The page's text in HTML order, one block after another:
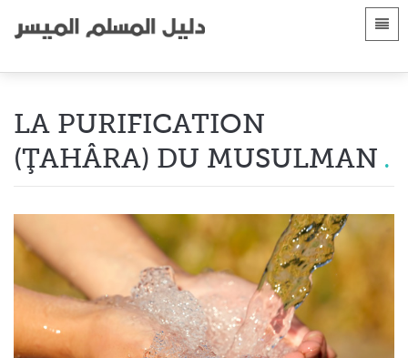
الأقسام العربية
Bosanski
English
Français
LA PURIFICATION
(ŢAHÂRA) DU MUSULMAN